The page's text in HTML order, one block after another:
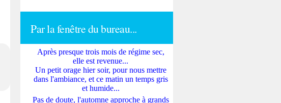
Par la fenêtre du bureau...
Après presque trois mois de régime sec,
elle est revenue...
Un petit orage hier soir, pour nous mettre
dans l'ambiance, et ce matin un temps gris
et humide...
Pas de doute, l'automne approche à grands